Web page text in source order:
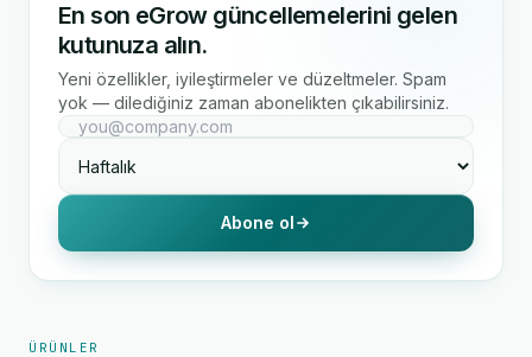
En son eGrow güncellemelerini gelen
kutunuza alın.
Yeni özellikler, iyileştirmeler ve düzeltmeler. Spam
yok — dilediğiniz zaman abonelikten çıkabilirsiniz.
Abone ol
ÜRÜNLER